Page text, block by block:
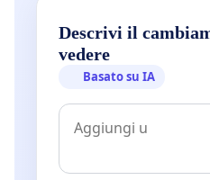
Descrivi il
vedere
Basato su IA